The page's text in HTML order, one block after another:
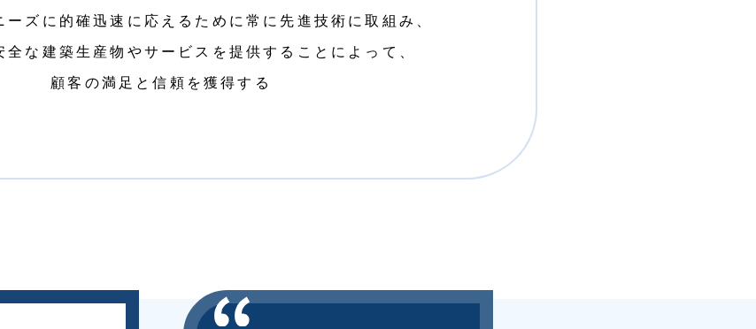
ーズに的確迅速に応えるために常に先進技術に取組み、
全な建築⽣産物やサービスを提供することによって、
顧客の満⾜と信頼を獲得する